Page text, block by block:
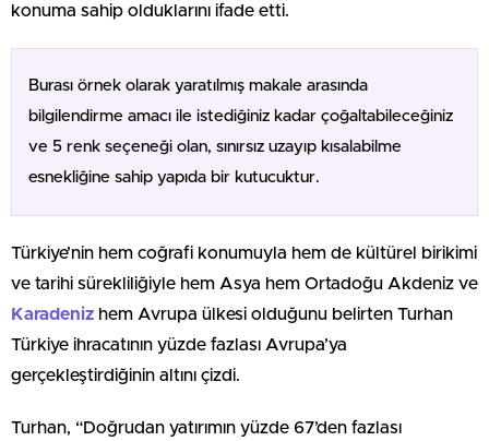
konuma sahip olduklarını ifade etti.
Burası örnek olarak yaratılmış makale arasında
bilgilendirme amacı ile istediğiniz kadar çoğaltabileceğiniz
ve 5 renk seçeneği olan, sınırsız uzayıp kısalabilme
esnekliğine sahip yapıda bir kutucuktur.
Türkiye’nin hem coğrafi konumuyla hem de kültürel birikimi
ve tarihi sürekliliğiyle hem Asya hem Ortadoğu Akdeniz ve
Karadeniz hem Avrupa ülkesi olduğunu belirten Turhan
Türkiye ihracatının yüzde fazlası Avrupa’ya
gerçekleştirdiğinin altını çizdi.
Turhan, “Doğrudan yatırımın yüzde 67’den fazlası